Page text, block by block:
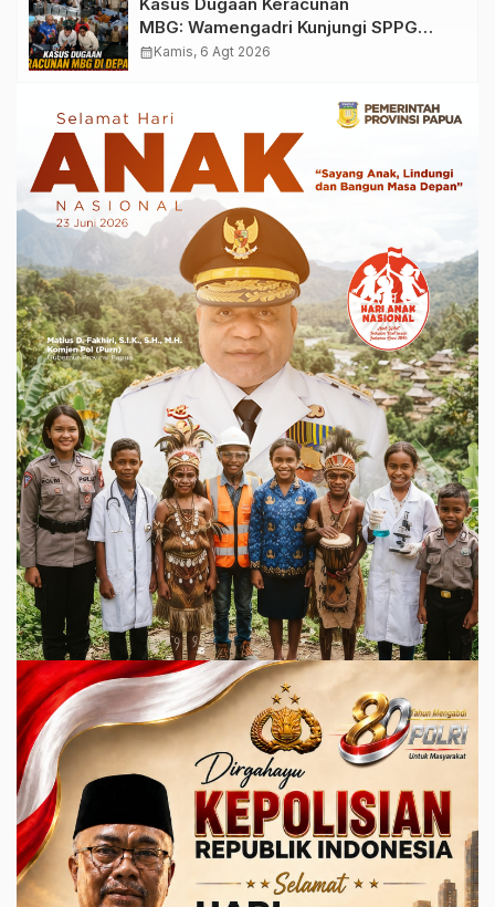
MBG: Wamengadri Kunjungi SPPG
Yayasan KIS Papua, Ini yang
calendar_monthKamis, 6 Agt 2026